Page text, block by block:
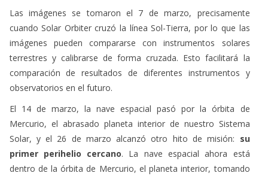
Las imágenes se tomaron el 7 de marzo, precisamente
cuando Solar Orbiter cruzó la línea Sol-Tierra, por lo que las
imágenes pueden compararse con instrumentos solares
terrestres y calibrarse de forma cruzada. Esto facilitará la
comparación de resultados de diferentes instrumentos y
observatorios en el futuro.
El 14 de marzo, la nave espacial pasó por la órbita de
Mercurio, el abrasado planeta interior de nuestro Sistema
Solar, y el 26 de marzo alcanzó otro hito de misión: su
primer perihelio cercano. La nave espacial ahora está
dentro de la órbita de Mercurio, el planeta interior, tomando